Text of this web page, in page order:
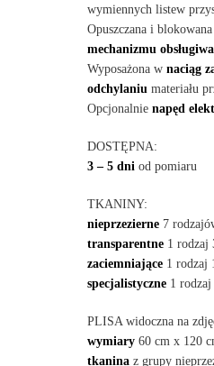
wymiennych listew
Opuszczana i
mechanizmu
Wyposażona w naciąg
odchylaniu materiału
Opcjonalnie napęd
DOSTĘPNA:
3 – 5 dni od pomiaru
TKANINY:
nieprzezierne7
transparentne1 rodzaj
zaciemniające1 rodzaj
specjalistyczne1 rodzaj
PLISA widoczna na
wymiary60 cm x 120
tkaninaz grupy